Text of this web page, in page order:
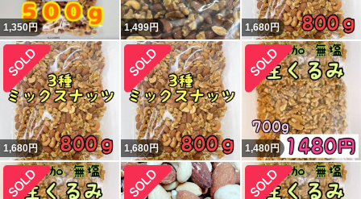
1,350円 1,499円 1,680円
1,680円 1,680円 1,480円